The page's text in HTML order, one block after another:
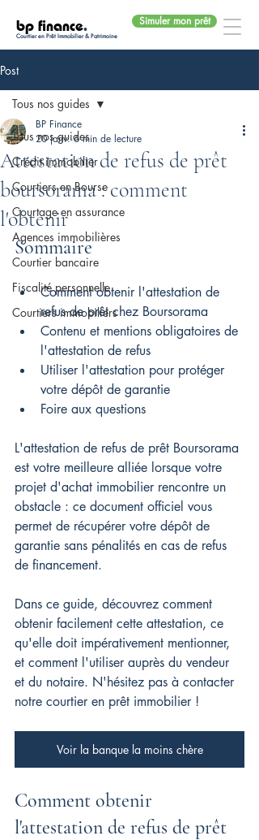
bp finance.
Courtier en Prêt Immobilier & Patrimoine
Simuler mon prêt
Post
Tous nos guides
Crédit immobilier
Courtiers en Bourse
Courtage en assurance
Agences immobilières
Courtier bancaire
Fiscalité personnelle
Courtiers immobiliers
Tous nos guides
Attestation de refus de prêt
boursorama : comment
l'obtenir
BP Finance
20 janv. 6 min de lecture
Sommaire
Comment obtenir l'attestation de
refus de prêt chez Boursorama
Contenu et mentions obligatoires de
l'attestation de refus
Utiliser l'attestation pour protéger
votre dépôt de garantie
Foire aux questions
L'attestation de refus de prêt Boursorama
est votre meilleure alliée lorsque votre
projet d'achat immobilier rencontre un
obstacle : ce document officiel vous
permet de récupérer votre dépôt de
garantie sans pénalités en cas de refus
de financement.
Dans ce guide, découvrez comment
obtenir facilement cette attestation, ce
qu'elle doit impérativement mentionner,
et comment l'utiliser auprès du vendeur
et du notaire. N'hésitez pas à contacter
notre courtier en prêt immobilier !
Voir la banque la moins chère
Comment obtenir
l'attestation de refus de prêt